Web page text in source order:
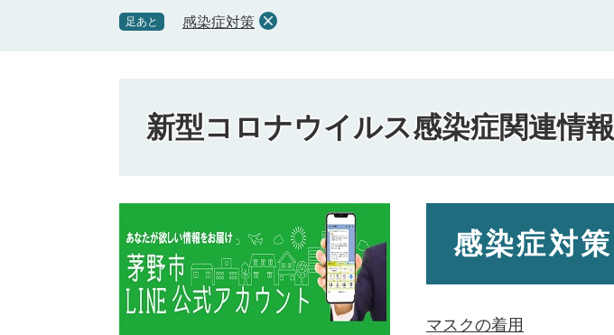
足あと 感染症対策
新型コロナウイルス感染症関連情報
感染症対策
マスクの着用